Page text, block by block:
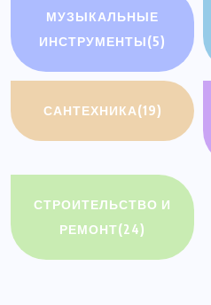
МУЗЫКАЛЬНЫЕ
ИНСТРУМЕНТЫ(5)
САНТЕХНИКА(19)
СТРОИТЕЛЬСТВО И
РЕМОНТ(24)